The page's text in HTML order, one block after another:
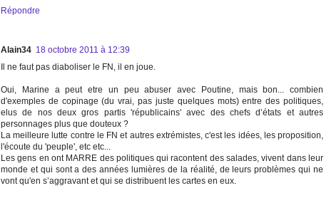
Répondre
Alain34 18 octobre 2011 à 12:39
Il ne faut pas diaboliser le FN, il en joue.
Oui, Marine a peut etre un peu abuser avec Poutine, mais bon... combien
d'exemples de copinage (du vrai, pas juste quelques mots) entre des politiques,
elus de nos deux gros partis 'républicains' avec des chefs d’états et autres
personnages plus que douteux ?
La meilleure lutte contre le FN et autres extrémistes, c'est les idées, les proposition,
l'écoute du 'peuple', etc etc...
Les gens en ont MARRE des politiques qui racontent des salades, vivent dans leur
monde et qui sont a des années lumières de la réalité, de leurs problèmes qui ne
vont qu'en s’aggravant et qui se distribuent les cartes en eux.